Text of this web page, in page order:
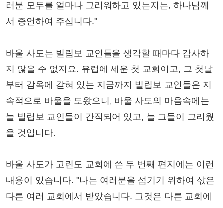
러분 모두를 얼마나 그리워하고 있는지는, 하나님께
서 증언하여 주십니다."
바울 사도는 빌립보 교인들을 생각할 때마다 감사하
지 않을 수 없지요. 유럽에 세운 첫 교회이고, 그 첫날
부터 감옥에 갇혀 있는 지금까지 빌립보 교인들은 지
속적으로 바울을 도왔으니, 바울 사도의 마음속에는
늘 빌립보 교인들이 간직되어 있고, 늘 그들이 그리웠
을 것입니다.
바울 사도가 고린도 교회에 쓴 두 번째 편지에는 이런
내용이 있습니다. "나는 여러분을 섬기기 위하여 삯은
다른 여러 교회에서 받았습니다. 그것은 다른 교회에